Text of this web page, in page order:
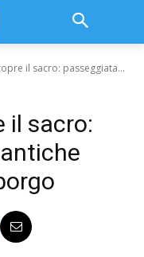
il sacro: passeggiata...
il sacro: